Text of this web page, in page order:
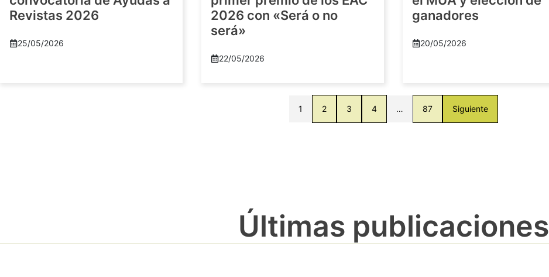
Revistas 2026
25/05/2026
2026 con «Será o no
será»
22/05/2026
ganadores
20/05/2026
1 2 3 4 … 87 Siguiente
Últimas publicaciones